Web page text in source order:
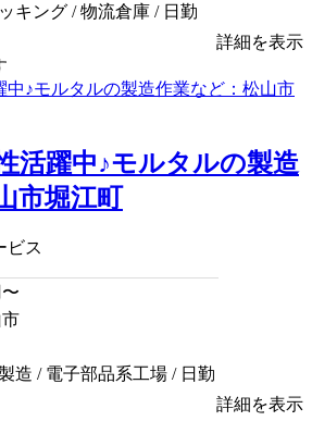
キング / 物流倉庫 / 日勤
詳細を表示
活躍中♪モルタルの製造
市堀江町
ビス
造 / 電子部品系工場 / 日勤
詳細を表示